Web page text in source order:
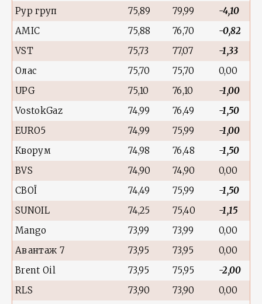
Рур груп
75,89 79,99
-4,10
AMIC
75,88 76,70
-0,82
VST
75,73 77,07
-1,33
Олас
75,70 75,70
0,00
UPG
75,10 76,10
-1,00
VostokGaz
74,99 76,49
-1,50
EURO5
74,99 75,99
-1,00
Кворум
74,98 76,48
-1,50
BVS
74,90 74,90
0,00
СВОЇ
74,49 75,99
-1,50
SUNOIL
74,25 75,40
-1,15
Mango
73,99 73,99
0,00
Авантаж 7
73,95 73,95
0,00
Brent Oil
73,95 75,95
-2,00
RLS
73,90 73,90
0,00